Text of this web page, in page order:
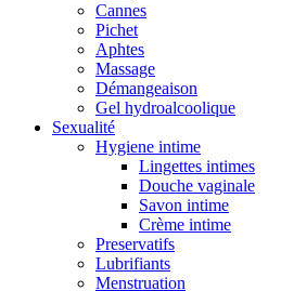
Cannes
Pichet
Aphtes
Massage
Démangeaison
Gel hydroalcoolique
Sexualité
Hygiene intime
Lingettes intimes
Douche vaginale
Savon intime
Crème intime
Preservatifs
Lubrifiants
Menstruation